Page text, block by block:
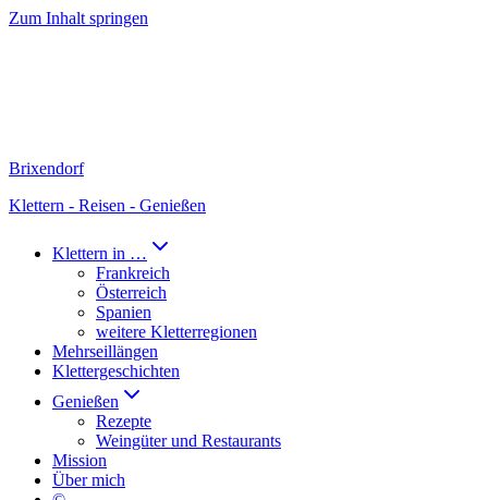
Zum Inhalt springen
Brixendorf
Klettern - Reisen - Genießen
Klettern in …
Frankreich
Österreich
Spanien
weitere Kletterregionen
Mehrseillängen
Klettergeschichten
Genießen
Rezepte
Weingüter und Restaurants
Mission
Über mich